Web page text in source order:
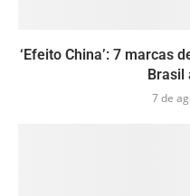
‘Efeito China’: 7 marcas
Brasil
7 de